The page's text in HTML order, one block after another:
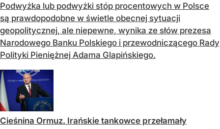
Podwyżka lub podwyżki stóp procentowych w Polsce
są prawdopodobne w świetle obecnej sytuacji
geopolitycznej, ale niepewne, wynika ze słów prezesa
Narodowego Banku Polskiego i przewodniczącego Rady
Polityki Pieniężnej Adama Glapińskiego.
Cieśnina Ormuz. Irańskie tankowce przełamały